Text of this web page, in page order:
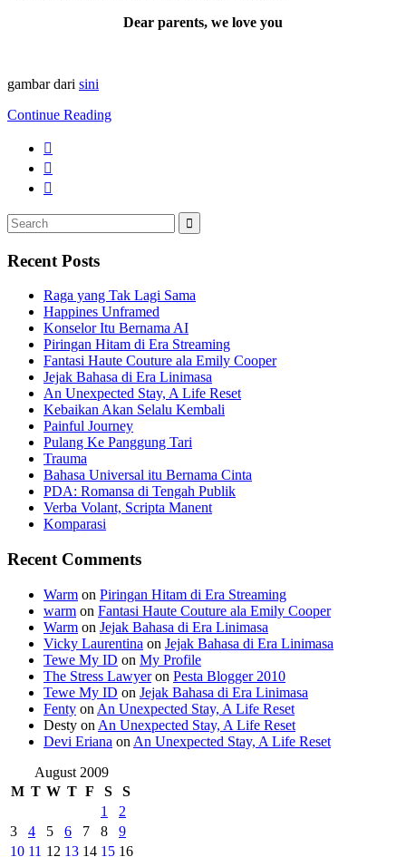
Dear parents, we love you
gambar dari sini
Continue Reading
Search
for:
Recent Posts
Raga yang Tak Lagi Sama
Happines Unframed
Konselor Itu Bernama AI
Piringan Hitam di Era Streaming
Fantasi Haute Couture ala Emily Cooper
Jejak Bahasa di Era Linimasa
An Unexpected Stay, A Life Reset
Kebaikan Akan Selalu Kembali
Painful Journey
Pulang Ke Panggung Tari
Trauma
Bahasa Universal itu Bernama Cinta
PDA: Romansa di Tengah Publik
Verba Volant, Scripta Manent
Komparasi
Recent Comments
Warm on Piringan Hitam di Era Streaming
warm on Fantasi Haute Couture ala Emily Cooper
Warm on Jejak Bahasa di Era Linimasa
Vicky Laurentina on Jejak Bahasa di Era Linimasa
Tewe My ID on My Profile
The Stress Lawyeron Pesta Blogger 2010
Tewe My ID on Jejak Bahasa di Era Linimasa
Fenty on An Unexpected Stay, A Life Reset
Desty on An Unexpected Stay, A Life Reset
Devi Eriana on An Unexpected Stay, A Life Reset
August 2009
M T W T F S
S
1
2
3
4 5 6 7 8
9
10 11 12 13 14 15 16